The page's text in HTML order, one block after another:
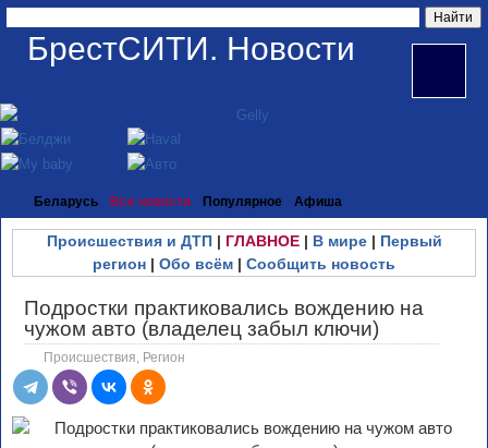
БрестСИТИ. Новости
Беларусь Все новости Популярное Афиша
Происшествия и ДТП| ГЛАВНОЕ| В мире| Первый
регион | Обо всём | Сообщить новость
Подростки практиковались вождению на
чужом авто (владелец забыл ключи)
Происшествия Регион